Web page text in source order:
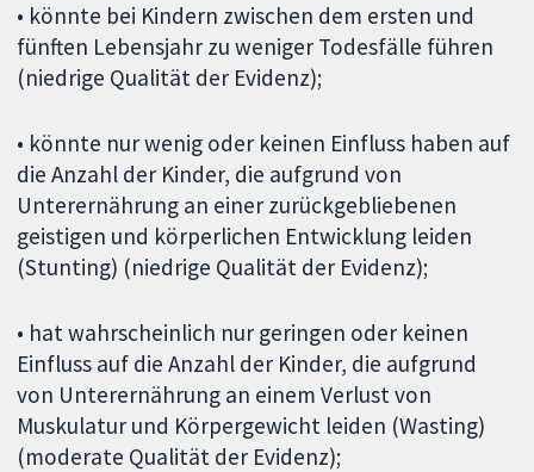
• könnte bei Kindern zwischen dem ersten und
fünften Lebensjahr zu weniger Todesfälle führen
(niedrige Qualität der Evidenz);
• könnte nur wenig oder keinen Einfluss haben auf
die Anzahl der Kinder, die aufgrund von
Unterernährung an einer zurückgebliebenen
geistigen und körperlichen Entwicklung leiden
(Stunting) (niedrige Qualität der Evidenz);
• hat wahrscheinlich nur geringen oder keinen
Einfluss auf die Anzahl der Kinder, die aufgrund
von Unterernährung an einem Verlust von
Muskulatur und Körpergewicht leiden (Wasting)
(moderate Qualität der Evidenz);